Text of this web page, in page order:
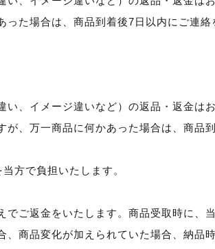
た場合は、商品到着後7日以内にご連絡
、イメージ違いなど）の返品・返金は
、万一商品に何かあった場合は、商品
方で負担いたします。
ご返金をいたします。商品受取時に、
商品変化が加えられていた場合、納品